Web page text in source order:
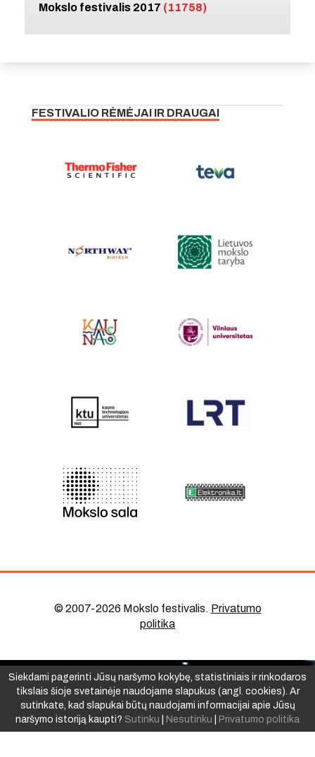
Mokslo festivalis 2017 (11758)
FESTIVALIO RĖMĖJAI IR DRAUGAI
© 2007-2026 Mokslo festivalis. Privatumo
politika
Siekdami pagerinti Jūsų naršymo kokybę, statistiniais ir rinkodaros
tikslais šioje svetainėje naudojame slapukus (angl. cookies). Ar
sutinkate, kad slapukai būtų naudojami informacijai apie Jūsų
naršymo istoriją kaupti? Sutinku Nesutinku Privatumo politika